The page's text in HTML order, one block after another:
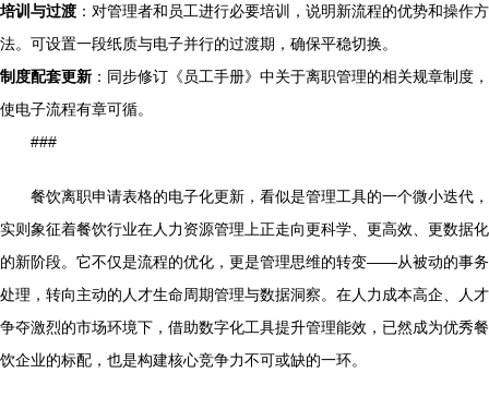
培训与过渡 ：对管理者和员工进行必要培训，说明新流程的优势和操作方
法。可设置一段纸质与电子并行的过渡期，确保平稳切换。
制度配套更新 ：同步修订《员工手册》中关于离职管理的相关规章制度，
使电子流程有章可循。
###
餐饮离职申请表格的电子化更新，看似是管理工具的一个微小迭代，
实则象征着餐饮行业在人力资源管理上正走向更科学、更高效、更数据化
的新阶段。它不仅是流程的优化，更是管理思维的转变——从被动的事务
处理，转向主动的人才生命周期管理与数据洞察。在人力成本高企、人才
争夺激烈的市场环境下，借助数字化工具提升管理能效，已然成为优秀餐
饮企业的标配，也是构建核心竞争力不可或缺的一环。